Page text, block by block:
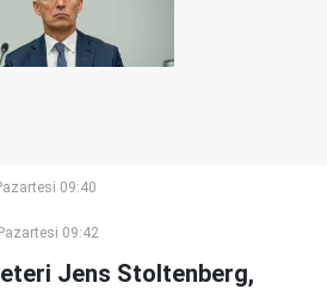
09:40
09:42
Jens Stoltenberg,